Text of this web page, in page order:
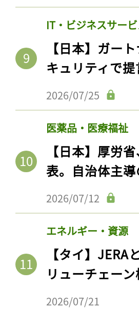
IT・ビジネスサー
【日本】ガー
キュリティで
2026/07/25
医薬品・医療福祉
【日本】厚労
表。自治体主
2026/07/12
エネルギー・資源
【タイ】
リューチェー
2026/07/21
記事を